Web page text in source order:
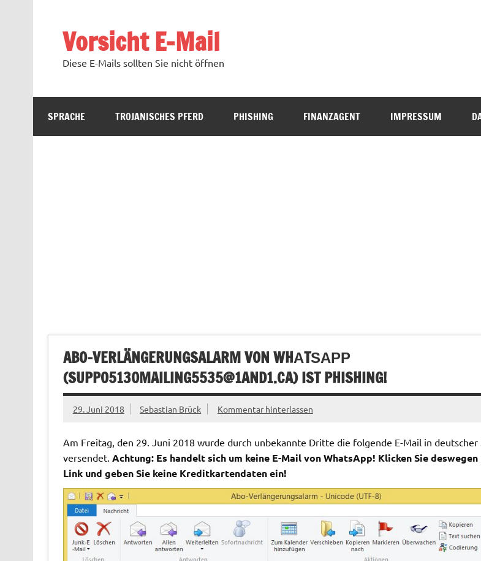
Vorsicht E-Mail
Diese E-Mails sollten Sie nicht öffnen
SPRACHE TROJANISCHES PFERD PHISHING FINANZAGENT IMPRESSUM
ABO-VERLÄNGERUNGSALARM VON WHАTЅАРР
(SUPPO5130MAILING5535@1AND1.CA) IST PHISHING!
29. Juni 2018 Sebastian Brück Kommentar hinterlassen
Am Freitag, den 29. Juni 2018 wurde durch unbekannte Dritte die folgende E-Mail in deutscher
versendet. Achtung: Es handelt sich um keine E-Mail von WhatsApp! Klicken Sie
Link und geben Sie keine Kreditkartendaten ein!